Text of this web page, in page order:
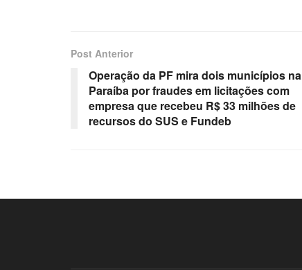
Post Anterior
Operação da PF mira dois municípios na
Paraíba por fraudes em licitações com
empresa que recebeu R$ 33 milhões de
recursos do SUS e Fundeb